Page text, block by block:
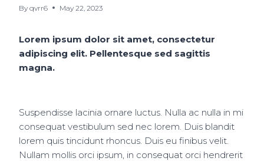
By qvrr6 May 22, 2023
Lorem ipsum dolor sit amet, consectetur
adipiscing elit. Pellentesque sed sagittis
magna.
Suspendisse lacinia ornare luctus. Nulla ac nulla in mi
consequat vestibulum sed nec lorem. Duis blandit
lorem quis tincidunt rhoncus. Duis eu finibus velit.
Nullam mollis orci ipsum, in consequat orci hendrerit